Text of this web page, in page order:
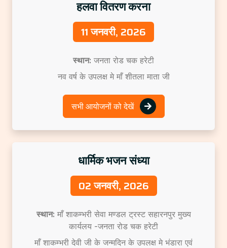
हलवा वितरण करना
11 जनवरी, 2026
स्थान: जनता रोड चक हरेटी
नव वर्ष के उपलक्ष मे माँ शीतला माता जी
सभी आयोजनों को देखें
धार्मिक भजन संध्या
02 जनवरी, 2026
स्थान: माँ शाकम्भरी सेवा मण्डल ट्रस्ट सहारनपुर मुख्य
कार्यलय -जनता रोड चक हरेटी
माँ शाकम्भरी देवी जी के जन्मदिन के उपलक्ष मे भंडारा एवं